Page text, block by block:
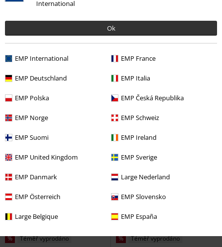
International
Ok
EMP International EMP France
EMP Deutschland EMP Italia
EMP Polska EMP Česká Republika
EMP Norge EMP Schweiz
EMP Suomi EMP Ireland
EMP United Kingdom EMP Sverige
EMP Danmark Large Nederland
EMP Österreich EMP Slovensko
Large Belgique EMP España
Kč 1.039,00
Tričko DICKIES X HD
Tričko
Kč 759,00
Tričko MECHANIC
Tričko
% Téměř vyprodáno % Téměř vyprodáno